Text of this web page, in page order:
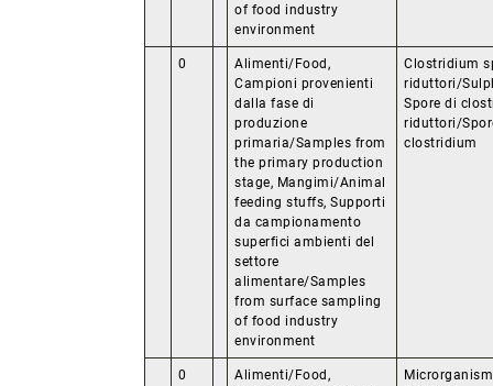
of food industry
environment
0
Alimenti/Food,
Campioni provenienti
dalla fase di
produzione
primaria/Samples from
the primary production
stage, Mangimi/Animal
feeding stuffs, Supporti
da campionamento
superfici ambienti del
settore
alimentare/Samples
from surface sampling
of food industry
environment
Clostridium
riduttori/
Spore di
riduttori/
clostridium
0
Alimenti/Food,